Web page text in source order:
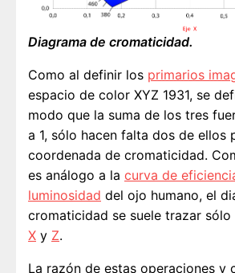
Diagrama de cromaticidad.
Como al definir los primarios
espacio de color XYZ 1931, se
modo que la suma de los tres
a 1, sólo hacen falta dos de ellos
coordenada de cromaticidad.
es análogo a la curva de
luminosidad del ojo humano, el
cromaticidad se suele trazar
X y Z.
La razón de estas operaciones y